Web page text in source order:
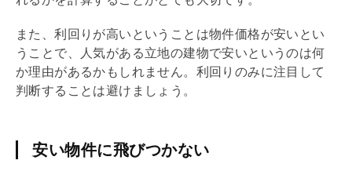
また、利回り が高いということは物件価格が安いとい
うことで、人気がある立地の建物で安いというのは何
か理由があるかもしれません。 利回り のみに注目して
判断することは避けましょう。
安い物件に飛びつかない